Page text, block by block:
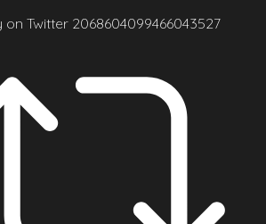
on Twitter 2068604099466043527